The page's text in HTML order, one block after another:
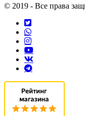
© 2019 - Все права